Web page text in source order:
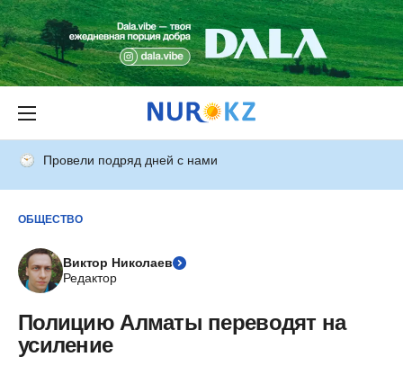
Провели подряд дней с нами
ОБЩЕСТВО
Виктор Николаев
Редактор
Полицию Алматы переводят на
усиление